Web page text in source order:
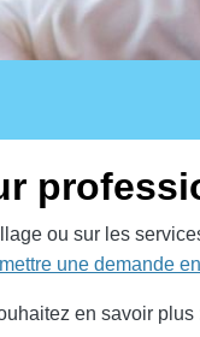
ou sur les
une demande
en savoir plus